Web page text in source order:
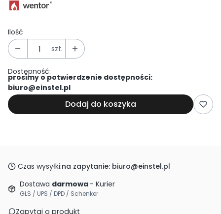
Ilość
szt.
Dostępność:
prosimy o potwierdzenie dostępności:
biuro@einstel.pl
Dodaj do koszyka
Czas wysyłki:na zapytanie: biuro@einstel.pl
Dostawa darmowa - Kurier
GLS / UPS / DPD / Schenker
Zapytaj o produkt